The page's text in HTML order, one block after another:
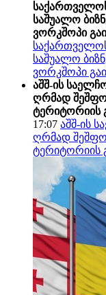
საშუალო
ვორკშოპი
საშუალო
ვორკშოპი
აშშ-ის
ღრმად
ტერიტორიის
17:07 აშშ-ის
ღრმად
ტერიტორიის